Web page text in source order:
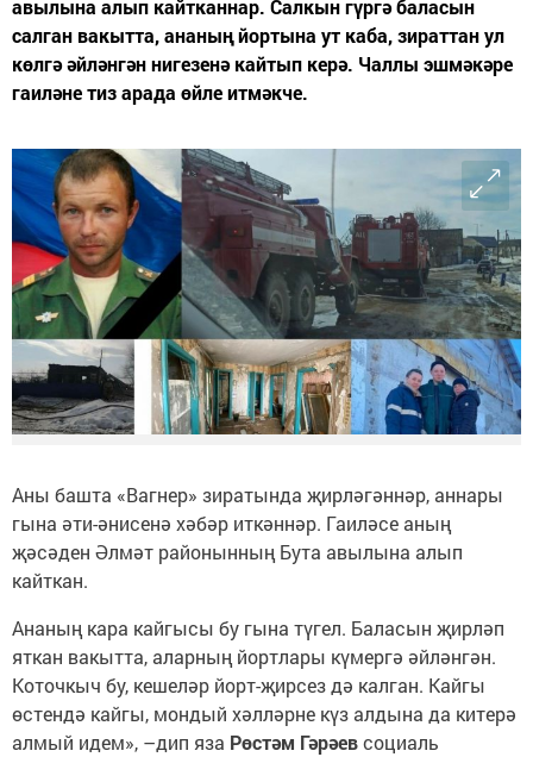
авылына алып кайтканнар. Салкын гүргә баласын
салган вакытта, ананың йортына ут каба, зираттан ул
көлгә әйләнгән нигезенә кайтып керә. Чаллы эшмәкәре
гаиләне тиз арада өйле итмәкче.
Аны башта «Вагнер» зиратында җирләгәннәр, аннары
гына әти-әнисенә хәбәр иткәннәр. Гаиләсе аның
җәсәден Әлмәт районынның Бута авылына алып
кайткан.
Ананың кара кайгысы бу гына түгел. Баласын җирләп
яткан вакытта, аларның йортлары күмергә әйләнгән.
Коточкыч бу, кешеләр йорт-җирсез дә калган. Кайгы
өстендә кайгы, мондый хәлләрне күз алдына да китерә
алмый идем», –дип яза Рөстәм Гәрәевсоциаль